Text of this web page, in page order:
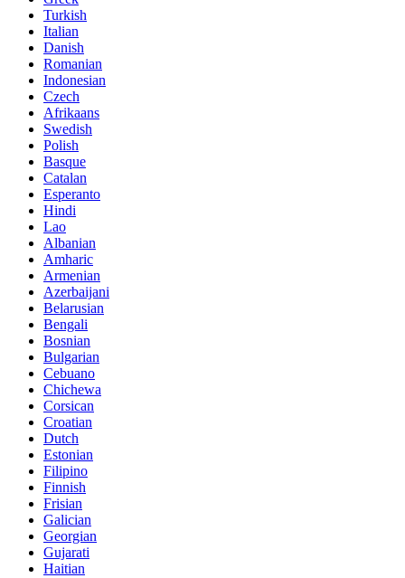
Turkish
Italian
Danish
Romanian
Indonesian
Czech
Afrikaans
Swedish
Polish
Basque
Catalan
Esperanto
Hindi
Lao
Albanian
Amharic
Armenian
Azerbaijani
Belarusian
Bengali
Bosnian
Bulgarian
Cebuano
Chichewa
Corsican
Croatian
Dutch
Estonian
Filipino
Finnish
Frisian
Galician
Georgian
Gujarati
Haitian